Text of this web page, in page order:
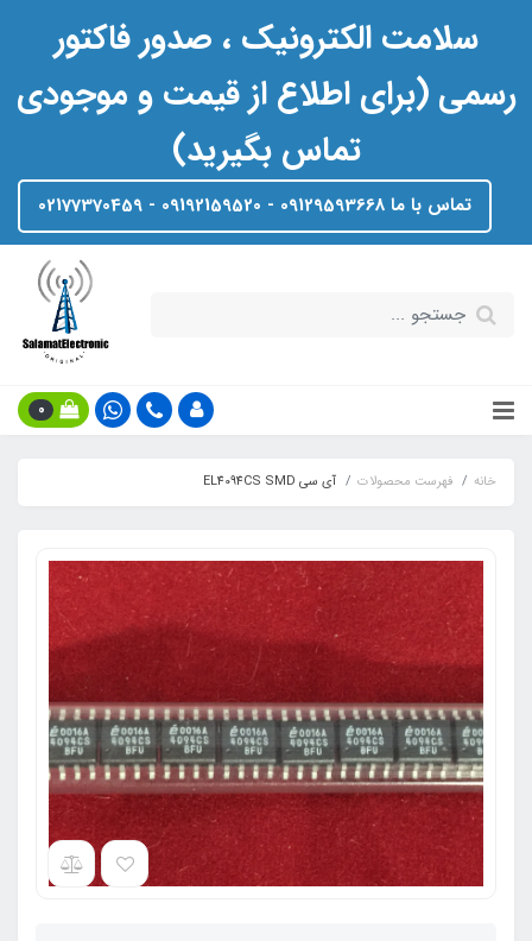
سلامت الکترونیک ، صدور فاکتور
رسمی (برای اطلاع از قیمت و موجودی
تماس بگیرید)
تماس با ما 09129593668 - 09192159520 - 02177370459
0
خانه فهرست محصولات آی سی EL4094CS SMD